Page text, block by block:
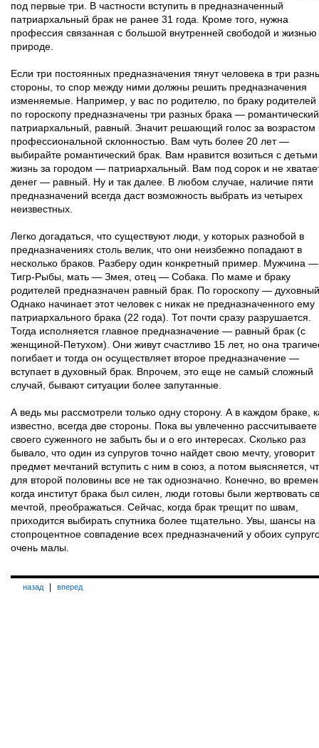
под первые три. В частности вступить в предназначенный
патриархальный брак не ранее 31 года. Кроме того, нужна
профессия связанная с большой внутренней свободой и жизнью
природе.
Если три постоянных предназначения тянут человека в три
стороны, то спор между ними должны решить предназначения
изменяемые. Например, у вас по родителю, по браку родителей
по гороскопу предназначены три разных брака —
патриархальный, равный. Значит решающий голос за возрастом
профессиональной склонностью. Вам чуть более 20 лет —
выбирайте романтический брак. Вам нравится возиться с
жизнь за городом — патриархальный. Вам под сорок и не
денег — равный. Ну и так далее. В любом случае, наличие пяти
предназначений всегда даст возможность выбрать из четырех
неизвестных.
Легко догадаться, что существуют люди, у которых разнобой в
предназначениях столь велик, что они неизбежно попадают в
несколько браков. Разберу один конкретный пример. Мужчина —
Тигр-Рыбы, мать — Змея, отец — Собака. По маме и браку
родителей предназначен равный брак. По гороскопу —
Однако начинает этот человек с никак не предназначенного ему
патриархального брака (22 года). Тот почти сразу разрушается.
Тогда исполняется главное предназначение — равный брак (с
женщиной-Петухом). Они живут счастливо 15 лет, но она
погибает и тогда он осуществляет второе предназначение —
вступает в духовный брак. Впрочем, это еще не самый сложный
случай, бывают ситуации более запутанные.
А ведь мы рассмотрели только одну сторону. А в каждом браке,
известно, всегда две стороны. Пока вы увлеченно рассчитываете
своего суженного не забыть бы и о его интересах. Сколько раз
бывало, что один из супругов точно найдет свою мечту, уговорит
предмет мечтаний вступить с ним в союз, а потом выясняется,
для второй половины все не так однозначно. Конечно, во
когда институт брака был силен, люди готовы были жертвовать
мечтой, преображаться. Сейчас, когда брак трещит по швам,
приходится выбирать спутника более тщательно. Увы, шансы на
стопроцентное совпадение всех предназначений у обоих
очень малы.
назад вперед